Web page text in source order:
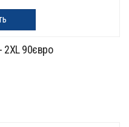
2XL 90євро